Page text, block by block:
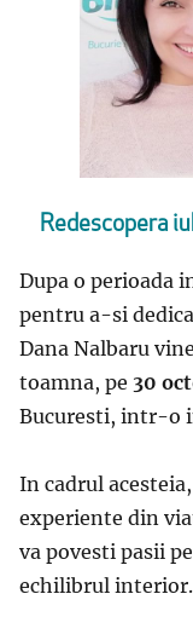
Redescopera
Dupa o perioada
pentru a-si
Dana Nalbaru
toamna, pe 30
Bucuresti, intr-o
In cadrul
experiente din
va povesti pasii
echilibrul interior.